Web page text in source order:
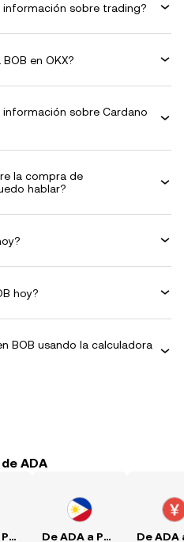
sobre trading?
en OKX?
sobre Cardano
la compra de
hablar?
hoy?
BOB usando la calculadora
ADA
De ADA a PKR De ADA a PHP